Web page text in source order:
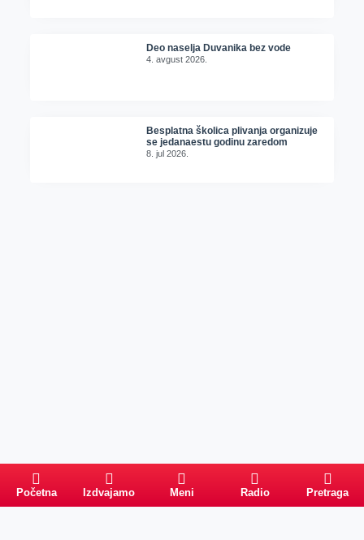
Deo naselja Duvanika bez vode
4. avgust 2026.
Besplatna školica plivanja organizuje
se jedanaestu godinu zaredom
8. jul 2026.
Početna Izdvajamo Meni Radio Pretraga